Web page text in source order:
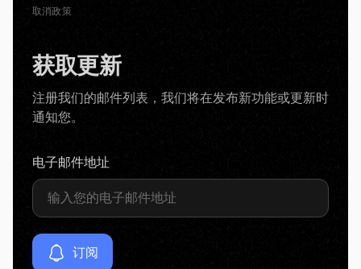
取消政策
获取更新
注册我们的邮件列表，我们将在发布新功能或更新时
通知您。
电子邮件地址